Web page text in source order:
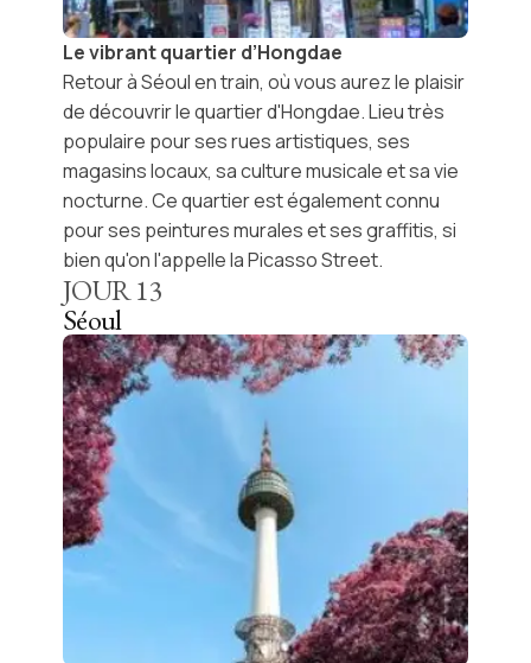
Le vibrant quartier d’Hongdae
Retour à Séoul en train, où vous aurez le plaisir
de découvrir le quartier d'Hongdae. Lieu très
populaire pour ses rues artistiques, ses
magasins locaux, sa culture musicale et sa vie
nocturne. Ce quartier est également connu
pour ses peintures murales et ses graffitis, si
bien qu'on l'appelle laPicasso Street.
JOUR13
Séoul